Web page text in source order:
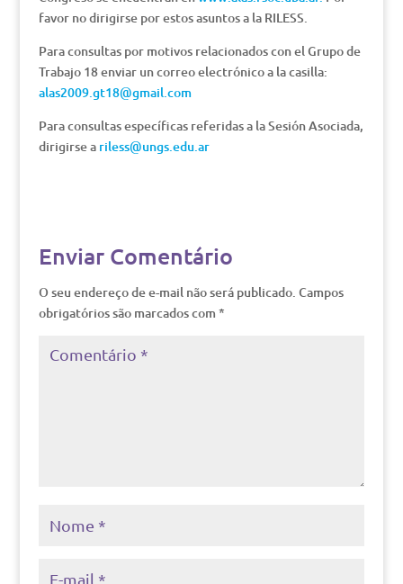
favor no dirigirse por estos asuntos a la RILESS.
Para consultas por motivos relacionados con el Grupo de
Trabajo 18 enviar un correo electrónico a la casilla:
alas2009.gt18@gmail.com
Para consultas específicas referidas a la Sesión Asociada,
dirigirse a riless@ungs.edu.ar
Enviar Comentário
O seu endereço de e-mail não será publicado. Campos
obrigatórios são marcados com *